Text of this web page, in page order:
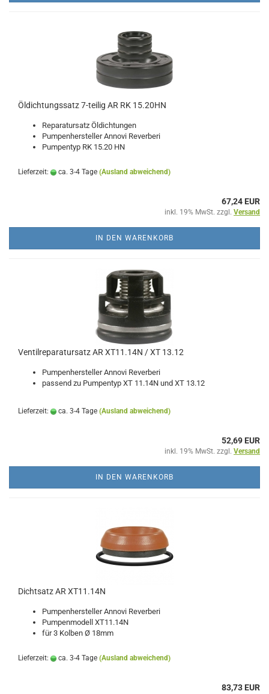
Öldichtungssatz 7-teilig AR RK 15.20HN
Reparatursatz Öldichtungen
Pumpenhersteller Annovi Reverberi
Pumpentyp RK 15.20 HN
Lieferzeit: ca. 3-4 Tage (Ausland abweichend)
67,24 EUR
inkl. 19% MwSt. zzgl. Versand
IN DEN WARENKORB
Ventilreparatursatz AR XT11.14N / XT 13.12
Pumpenhersteller Annovi Reverberi
passend zu Pumpentyp XT 11.14N und XT 13.12
Lieferzeit: ca. 3-4 Tage (Ausland abweichend)
52,69 EUR
inkl. 19% MwSt. zzgl. Versand
IN DEN WARENKORB
Dichtsatz AR XT11.14N
Pumpenhersteller Annovi Reverberi
Pumpenmodell XT11.14N
für 3 Kolben Ø 18mm
Lieferzeit: ca. 3-4 Tage (Ausland abweichend)
83,73 EUR